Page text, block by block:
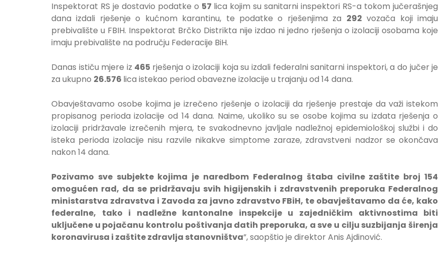
Inspektorat RS je dostavio podatke o 57 lica kojim su sanitarni inspektori RS-a tokom jučerašnjeg
dana izdali rješenje o kućnom karantinu, te podatke o rješenjima za 292 vozača koji imaju
prebivalište u FBIH. Inspektorat Brčko Distrikta nije izdao ni jedno rješenja o izolaciji osobama koje
imaju prebivalište na području Federacije BiH.
Danas ističu mjere iz 465 rješenja o izolaciji koja su izdali federalni sanitarni inspektori, a do jučer je
za ukupno 26.576 lica istekao period obavezne izolacije u trajanju od 14 dana.
Obavještavamo osobe kojima je izrečeno rješenje o izolaciji da rješenje prestaje da važi istekom
propisanog perioda izolacije od 14 dana. Naime, ukoliko su se osobe kojima su izdata rješenja o
izolaciji pridržavale izrečenih mjera, te svakodnevno javljale nadležnoj epidemiološkoj službi i do
isteka perioda izolacije nisu razvile nikakve simptome zaraze, zdravstveni nadzor se okončava
nakon 14 dana.
Pozivamo sve subjekte kojima je naredbom Federalnog štaba civilne zaštite broj 154
omogućen rad, da se pridržavaju svih higijenskih i zdravstvenih preporuka Federalnog
ministarstva zdravstva i Zavoda za javno zdravstvo FBiH, te obavještavamo da će, kako
federalne, tako i nadležne kantonalne inspekcije u zajedničkim aktivnostima biti
uključene u pojačanu kontrolu poštivanja datih preporuka, a sve u cilju suzbijanja širenja
koronavirusa i zaštite zdravlja stanovništva”, saopštio je direktor Anis Ajdinović.